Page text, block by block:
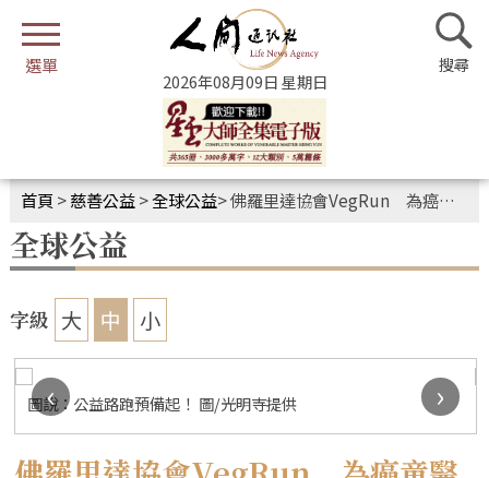
2026年08月09日 星期日
首頁 >慈善公益>全球公益>佛羅里達協會VegRun 為癌童醫療闖關跑出光明未來
全球公益
字級 大 中 小
圖說：公益路跑預備起！ 圖/光明寺提供
‹
›